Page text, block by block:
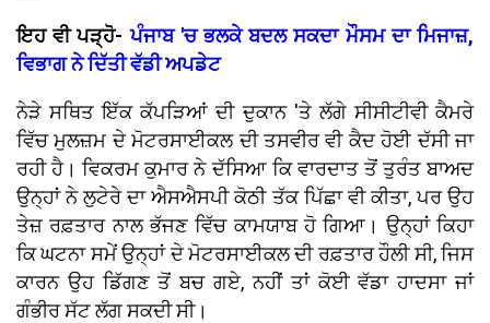
ਇਹ ਵੀ ਪੜ੍ਹੋ-ਪੰਜਾਬ 'ਚ ਭਲਕੇ ਬਦਲ ਸਕਦਾ ਮੌਸਮ ਦਾ ਮਿਜਾਜ਼,
ਵਿਭਾਗ ਨੇ ਦਿੱਤੀ ਵੱਡੀ ਅਪਡੇਟ
ਨੇੜੇ ਸਥਿਤ ਇੱਕ ਕੱਪੜਿਆਂ ਦੀ ਦੁਕਾਨ 'ਤੇ ਲੱਗੇ ਸੀਸੀਟੀਵੀ ਕੈਮਰੇ
ਵਿੱਚ ਮੁਲਜ਼ਮ ਦੇ ਮੋਟਰਸਾਈਕਲ ਦੀ ਤਸਵੀਰ ਵੀ ਕੈਦ ਹੋਈ ਦੱਸੀ ਜਾ
ਰਹੀ ਹੈ। ਵਿਕਰਮ ਕੁਮਾਰ ਨੇ ਦੱਸਿਆ ਕਿ ਵਾਰਦਾਤ ਤੋਂ ਤੁਰੰਤ ਬਾਅਦ
ਉਨ੍ਹਾਂ ਨੇ ਲੁਟੇਰੇ ਦਾ ਐਸਐਸਪੀ ਕੋਠੀ ਤੱਕ ਪਿੱਛਾ ਵੀ ਕੀਤਾ, ਪਰ ਉਹ
ਤੇਜ਼ ਰਫ਼ਤਾਰ ਨਾਲ ਭੱਜਣ ਵਿੱਚ ਕਾਮਯਾਬ ਹੋ ਗਿਆ। ਉਨ੍ਹਾਂ ਕਿਹਾ
ਕਿ ਘਟਨਾ ਸਮੇਂ ਉਨ੍ਹਾਂ ਦੇ ਮੋਟਰਸਾਈਕਲ ਦੀ ਰਫ਼ਤਾਰ ਹੌਲੀ ਸੀ, ਜਿਸ
ਕਾਰਨ ਉਹ ਡਿੱਗਣ ਤੋਂ ਬਚ ਗਏ, ਨਹੀਂ ਤਾਂ ਕੋਈ ਵੱਡਾ ਹਾਦਸਾ ਜਾਂ
ਗੰਭੀਰ ਸੱਟ ਲੱਗ ਸਕਦੀ ਸੀ।